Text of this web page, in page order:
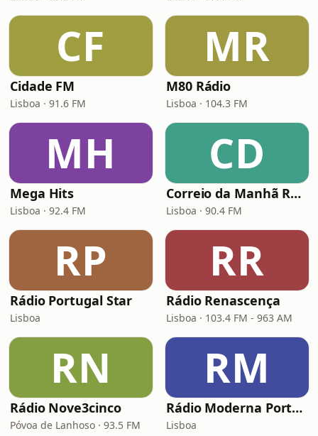
CF
Cidade FM
Lisboa · 91.6 FM
MR
M80 Rádio
Lisboa · 104.3 FM
MH
Mega Hits
Lisboa · 92.4 FM
CD
Correio da Manhã Rádio (CM Rádio)
Lisboa · 90.4 FM
RP
Rádio Portugal Star
Lisboa
RR
Rádio Renascença
Lisboa · 103.4 FM - 963 AM
RN
Rádio Nove3cinco
Póvoa de Lanhoso · 93.5 FM
RM
Rádio Moderna Portugal
Lisboa